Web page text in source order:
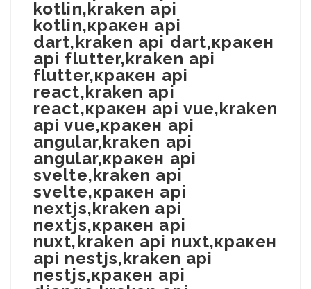
kotlin,kraken api
kotlin,кракен api
dart,kraken api dart,кракен
api flutter,kraken api
flutter,кракен api
react,kraken api
react,кракен api vue,kraken
api vue,кракен api
angular,kraken api
angular,кракен api
svelte,kraken api
svelte,кракен api
nextjs,kraken api
nextjs,кракен api
nuxt,kraken api nuxt,кракен
api nestjs,kraken api
nestjs,кракен api